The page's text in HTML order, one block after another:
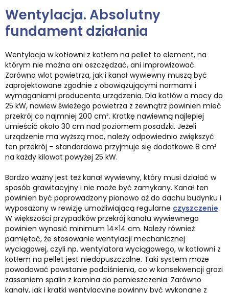
Wentylacja. Absolutny
fundament działania
Wentylacja w kotłowni z kotłem na pellet to element, na
którym nie można ani oszczędzać, ani improwizować.
Zarówno wlot powietrza, jak i kanał wywiewny muszą być
zaprojektowane zgodnie z obowiązującymi normami i
wymaganiami producenta urządzenia. Dla kotłów o mocy do
25 kW, nawiew świeżego powietrza z zewnątrz powinien mieć
przekrój co najmniej 200 cm². Kratkę nawiewną najlepiej
umieścić około 30 cm nad poziomem posadzki. Jeżeli
urządzenie ma wyższą moc, należy odpowiednio zwiększyć
ten przekrój – standardowo przyjmuje się dodatkowe 8 cm²
na każdy kilowat powyżej 25 kW.
Bardzo ważny jest też kanał wywiewny, który musi działać w
sposób grawitacyjny i nie może być zamykany. Kanał ten
powinien być poprowadzony pionowo aż do dachu budynku i
wyposażony w rewizję umożliwiającą regularne czyszczenie.
W większości przypadków przekrój kanału wywiewnego
powinien wynosić minimum 14×14 cm. Należy również
pamiętać, że stosowanie wentylacji mechanicznej
wyciągowej, czyli np. wentylatora wyciągowego, w kotłowni z
kotłem na pellet jest niedopuszczalne. Taki system może
powodować powstanie podciśnienia, co w konsekwencji grozi
zassaniem spalin z komina do pomieszczenia. Zarówno
kanały, jak i kratki wentylacyjne powinny być wykonane z